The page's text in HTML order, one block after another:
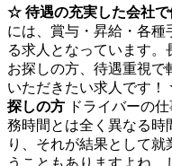
☆ 待遇の充実した会社で
には、賞与・昇給・各種
る求人となっています
お探しの方、待遇重視で
いただきたい求人です！
探しの方 ドライバーの
務時間とは全く異なる時
り、それが結果として就
うこともありますよね